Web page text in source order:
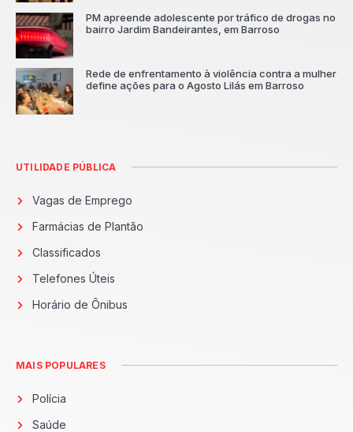
PM apreende adolescente por tráfico de drogas no
bairro Jardim Bandeirantes, em Barroso
Rede de enfrentamento à violência contra a mulher
define ações para o Agosto Lilás em Barroso
UTILIDADE PÚBLICA
Vagas de Emprego
Farmácias de Plantão
Classificados
Telefones Úteis
Horário de Ônibus
MAIS POPULARES
Polícia
Saúde